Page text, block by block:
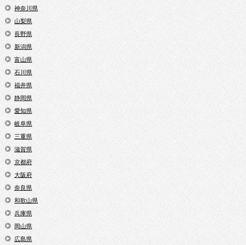
神奈川県
山梨県
長野県
新潟県
富山県
石川県
福井県
静岡県
愛知県
岐阜県
三重県
滋賀県
京都府
大阪府
奈良県
和歌山県
兵庫県
岡山県
広島県